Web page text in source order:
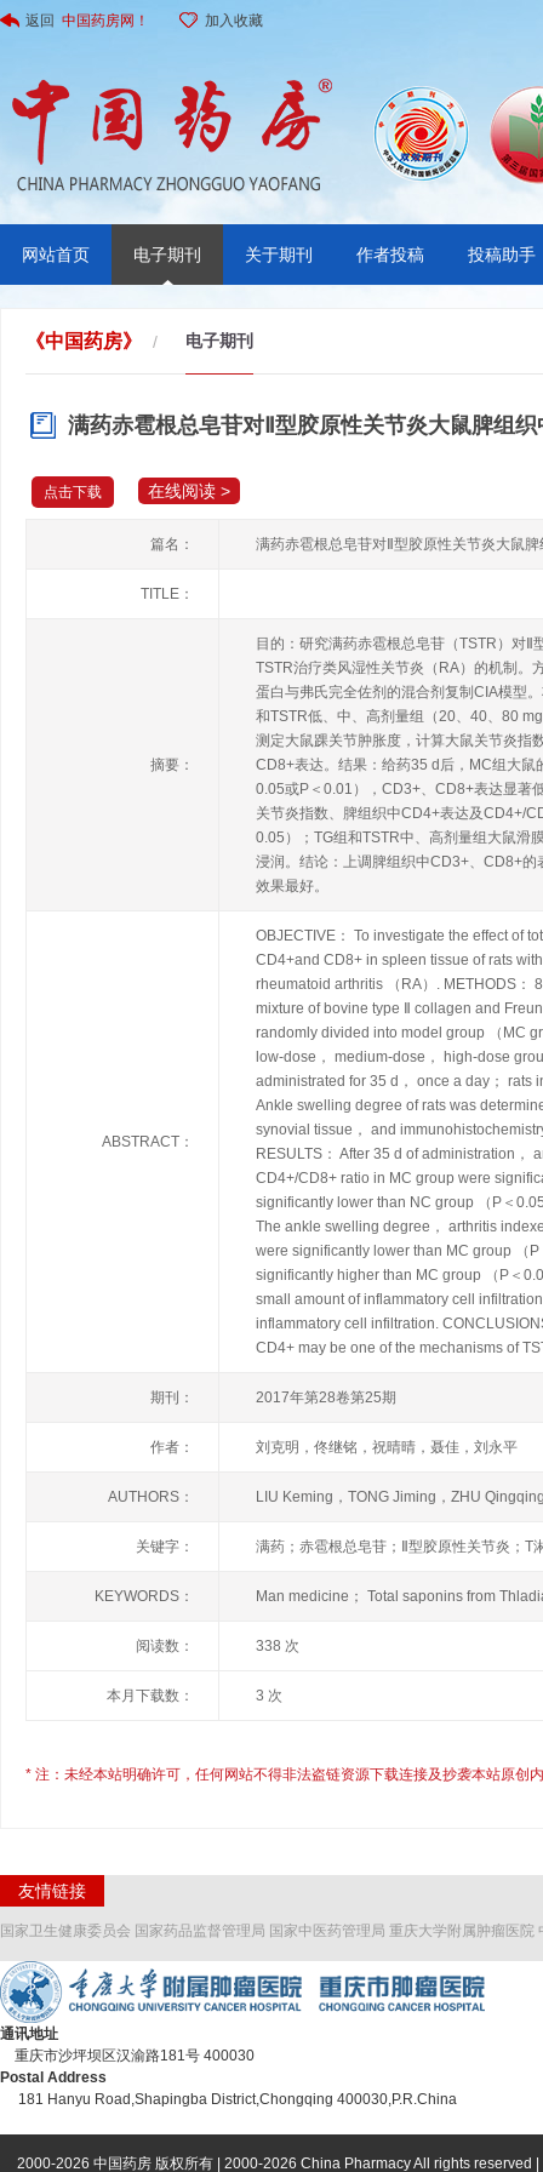
返回 中国药房网！ 加入收藏
网站首页 电子期刊 关于期刊 作者投稿 投稿助手
《中国药房》 / 电子期刊
满药赤雹根总皂苷对Ⅱ型胶原性关节炎大鼠脾组
在线阅读 >
篇名： 满药赤雹根总皂苷对Ⅱ型胶原性关节炎大鼠
TITLE：
摘要：
目的：研究满药赤雹根总皂苷（TSTR）对
TSTR治疗类风湿性关节炎（RA）的机制。
蛋白与弗氏完全佐剂的混合剂复制CIA模型
和TSTR低、中、高剂量组（20、40、80
测定大鼠踝关节肿胀度，计算大鼠关节炎指
CD8+表达。结果：给药35 d后，MC组大
0.05或P＜0.01），CD3+、CD8+表达显著
关节炎指数、脾组织中CD4+表达及CD4+/
0.05）；TG组和TSTR中、高剂量组大鼠滑
浸润。结论：上调脾组织中CD3+、CD8+
效果最好。
ABSTRACT：
OBJECTIVE： To investigate the effect of
CD4+and CD8+ in spleen tissue of rats
rheumatoid arthritis （RA）. METHODS：
mixture of bovine type Ⅱ collagen and
randomly divided into model group （MC
low-dose， medium-dose， high-dose
administrated for 35 d， once a day； rats
Ankle swelling degree of rats was
synovial tissue， and
RESULTS： After 35 d of administration
CD4+/CD8+ ratio in MC group were
significantly lower than NC group （P＜
The ankle swelling degree， arthritis
were significantly lower than MC group （
significantly higher than MC group （P＜
small amount of inflammatory cell
inflammatory cell infiltration.
CD4+ may be one of the mechanisms of
期刊： 2017年第28卷第25期
作者： 刘克明，佟继铭，祝晴晴，聂佳，刘永平
AUTHORS： LIU Keming，TONG Jiming，ZHU
关键字： 满药；赤雹根总皂苷；Ⅱ型胶原性关节炎；T
KEYWORDS： Man medicine； Total saponins from
阅读数： 338 次
本月下载数： 3 次
* 注：未经本站明确许可，任何网站不得非法盗链资源下载连接及抄袭本站原创
友情链接
国家卫生健康委员会 国家药品监督管理局 国家中医药管理局 重庆大学附属肿瘤医院
通讯地址
重庆市沙坪坝区汉渝路181号 400030
Postal Address
181 Hanyu Road,Shapingba District,Chongqing 400030,P.R.China
2000-2026 中国药房 版权所有 | 2000-2026 China Pharmacy All rights reserved